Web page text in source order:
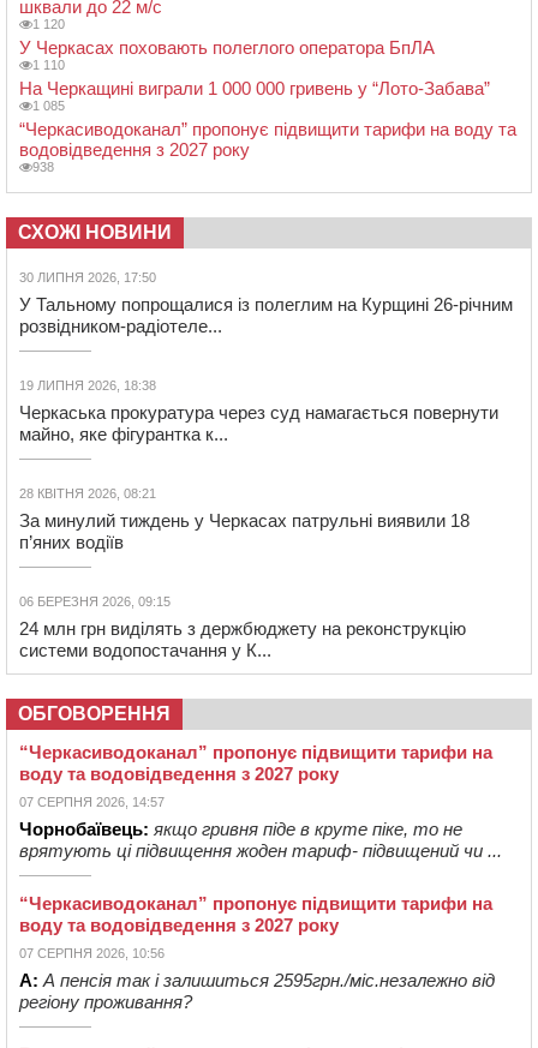
шквали до 22 м/с
1 120
У Черкасах поховають полеглого оператора БпЛА
1 110
На Черкащині виграли 1 000 000 гривень у “Лото-Забава”
1 085
“Черкасиводоканал” пропонує підвищити тарифи на воду та
водовідведення з 2027 року
938
СХОЖІ НОВИНИ
30 ЛИПНЯ 2026, 17:50
У Тальному попрощалися із полеглим на Курщині 26-річним
розвідником-радіотеле...
19 ЛИПНЯ 2026, 18:38
Черкаська прокуратура через суд намагається повернути
майно, яке фігурантка к...
28 КВІТНЯ 2026, 08:21
За минулий тиждень у Черкасах патрульні виявили 18
п’яних водіїв
06 БЕРЕЗНЯ 2026, 09:15
24 млн грн виділять з держбюджету на реконструкцію
системи водопостачання у К...
ОБГОВОРЕННЯ
“Черкасиводоканал” пропонує підвищити тарифи на
воду та водовідведення з 2027 року
07 СЕРПНЯ 2026, 14:57
Чорнобаївець: якщо гривня піде в круте піке, то не
врятують ці підвищення жоден тариф- підвищений чи ...
“Черкасиводоканал” пропонує підвищити тарифи на
воду та водовідведення з 2027 року
07 СЕРПНЯ 2026, 10:56
А: А пенсія так і залишиться 2595грн./міс.незалежно від
регіону проживання?